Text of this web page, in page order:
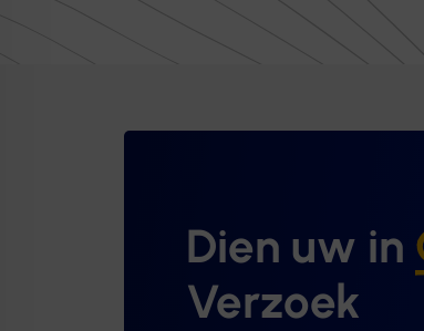
Dien uw in
Verzoek